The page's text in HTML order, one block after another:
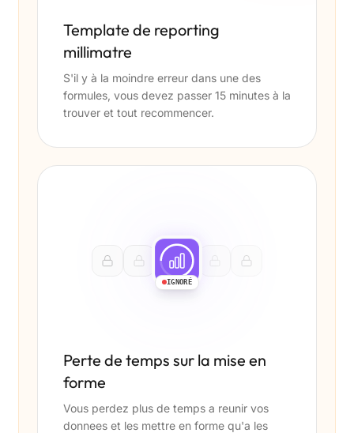
Template de reporting
millimatre
S'il y à la moindre erreur dans une des
formules, vous devez passer 15 minutes à la
trouver et tout recommencer.
IGNORÉ
Perte de temps sur la mise en
forme
Vous perdez plus de temps a reunir vos
donnees et les mettre en forme qu'a les